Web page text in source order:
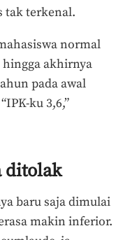
tak terkenal.
normal
akhirnya
pada awal
ku 3,6,”
ditolak
baru saja dimulai
makin inferior.